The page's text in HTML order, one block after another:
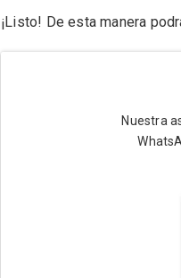
¡Listo! De esta manera
Nuestra